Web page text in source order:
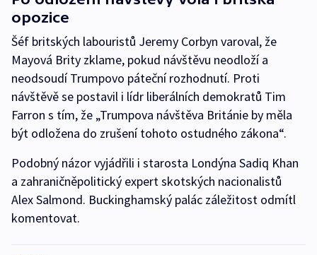
opozice
Šéf britských labouristů Jeremy Corbyn varoval, že
Mayová Brity zklame, pokud návštěvu neodloží a
neodsoudí Trumpovo páteční rozhodnutí. Proti
návštěvě se postavil i lídr liberálních demokratů Tim
Farron s tím, že „Trumpova návštěva Británie by měla
být odložena do zrušení tohoto ostudného zákona“.
Podobný názor vyjádřili i starosta Londýna Sadiq Khan
a zahraničněpolitický expert skotských nacionalistů
Alex Salmond. Buckinghamský palác záležitost odmítl
komentovat.